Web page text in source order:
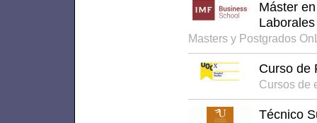
Máster
Laborales
Masters y Postgrados
Curso de
Cursos de
Técnico